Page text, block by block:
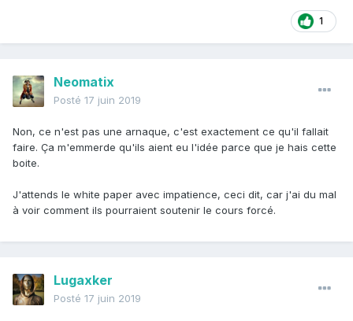
1
Neomatix
Posté 17 juin 2019
Non, ce n'est pas une arnaque, c'est exactement ce qu'il fallait
faire. Ça m'emmerde qu'ils aient eu l'idée parce que je hais cette
boite.
J'attends le white paper avec impatience, ceci dit, car j'ai du mal
à voir comment ils pourraient soutenir le cours forcé.
Lugaxker
Posté 17 juin 2019